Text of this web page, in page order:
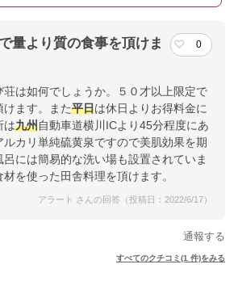
量より質の食事を頂けま
0
は如何でしょうか。５０才以上限定で
ます。また平日は休日よりお得料金に
は九州自動車道横川ICより45分程度にあ
ルカリ単純硫黄泉ですので美肌効果を期
には簡易的な洗い場も設置されていま
を使った田舎料理を頂けます。
アラート さんの回答（投稿日：2022/6/17）
通報する
すべてのクチコミ(1 件)をみる